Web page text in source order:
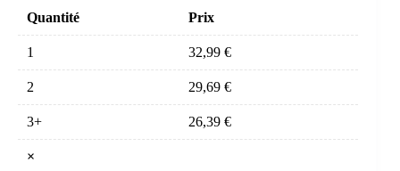
Quantité Prix
1 32,99 €
2 29,69 €
3+ 26,39 €
×